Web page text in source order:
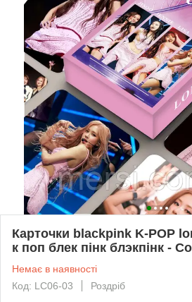
Карточки blackpink K-POP
к поп блек пінк блэкпінк -
Немає в наявності
Код: LC06-03
Роздріб